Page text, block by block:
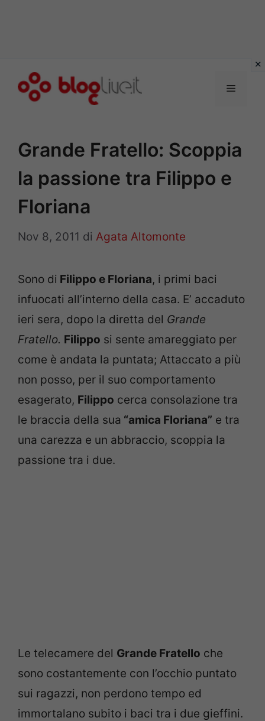
Menu
Grande Fratello: Scoppia
la passione tra Filippo e
Floriana
Nov 8, 2011 di Agata Altomonte
Sono di Filippo e Floriana, i primi baci
infuocati all’interno della casa. E’ accaduto
ieri sera, dopo la diretta del Grande
Fratello. Filippo si sente amareggiato per
come è andata la puntata; Attaccato a più
non posso, per il suo comportamento
esagerato, Filippo cerca consolazione tra
le braccia della sua “amica Floriana” e tra
una carezza e un abbraccio, scoppia la
passione tra i due.
Le telecamere del Grande Fratello che
sono costantemente con l’occhio puntato
sui ragazzi, non perdono tempo ed
immortalano subito i baci tra i due gieffini.